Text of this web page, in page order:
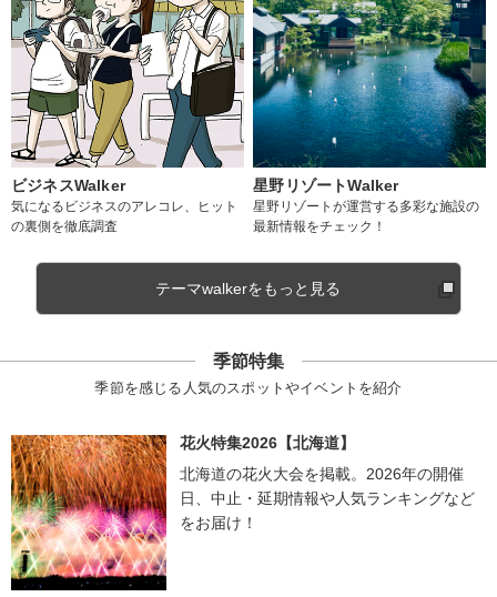
ビジネスWalker
気になるビジネスのアレコレ、ヒット
の裏側を徹底調査
星野リゾートWalker
星野リゾートが運営する多彩な施設の
最新情報をチェック！
テーマwalkerをもっと見る
季節特集
季節を感じる人気のスポットやイベントを紹介
花火特集2026【北海道】
北海道の花火大会を掲載。2026年の開催
日、中止・延期情報や人気ランキングなど
をお届け！